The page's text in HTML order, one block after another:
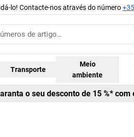
lo! Contacte-nos através do número
Transporte
Meio
ambiente
o seu desconto de 15 %* com